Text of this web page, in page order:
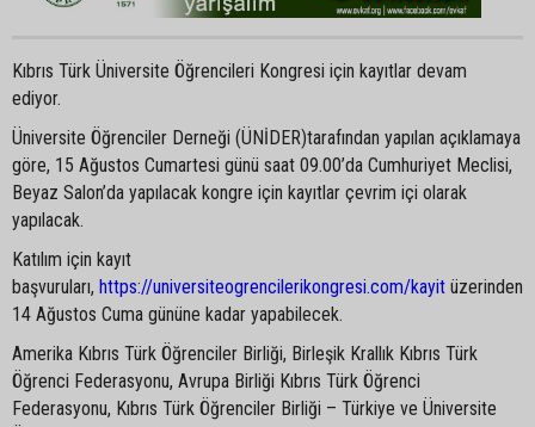
Kıbrıs Türk Üniversite Öğrencileri Kongresi için kayıtlar devam
ediyor.
Üniversite Öğrenciler Derneği (ÜNİDER)tarafından yapılan açıklamaya
göre, 15 Ağustos Cumartesi günü saat 09.00’da Cumhuriyet Meclisi,
Beyaz Salon’da yapılacak kongre için kayıtlar çevrim içi olarak
yapılacak.
Katılım için kayıt
başvuruları, https://universiteogrencilerikongresi.com/kayit üzerinden
14 Ağustos Cuma gününe kadar yapabilecek.
Amerika Kıbrıs Türk Öğrenciler Birliği, Birleşik Krallık Kıbrıs Türk
Öğrenci Federasyonu, Avrupa Birliği Kıbrıs Türk Öğrenci
Federasyonu, Kıbrıs Türk Öğrenciler Birliği – Türkiye ve Üniversite